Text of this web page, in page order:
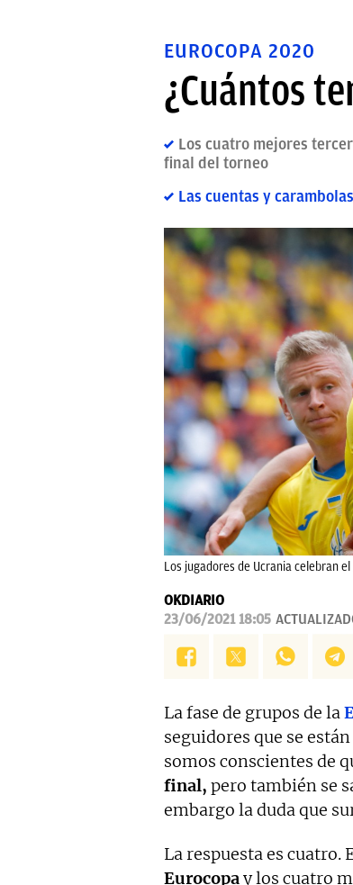
EUROCOPA 2020
¿Cuántos
Los cuatro mejores
final del torneo
Las cuentas y
Los jugadores de Ucrania celebran
OKDIARIO
23/06/2021 18:05
La fase de grupos de la
seguidores que se
somos conscientes de
final, pero también se
embargo la duda que
La respuesta es cuatro.
Eurocopay los cuatro